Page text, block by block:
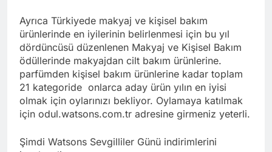
Ayrıca Türkiyede makyaj ve kişisel bakım
ürünlerinde en iyilerinin belirlenmesi için bu yıl
dördüncüsü düzenlenen Makyaj ve Kişisel Bakım
ödüllerinde makyajdan cilt bakım ürünlerine.
parfümden kişisel bakım ürünlerine kadar toplam
21 kategoride onlarca aday ürün yılın en iyisi
olmak için oylarınızı bekliyor. Oylamaya katılmak
için odul.watsons.com.tr adresine girmeniz yeterli.
Şimdi Watsons Sevgilliler Günü indirimlerini